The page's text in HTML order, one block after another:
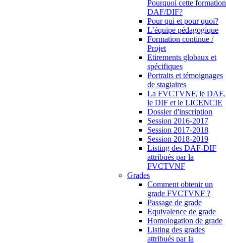
Pourquoi cette formation
DAF/DIF?
Pour qui et pour quoi?
L’équipe pédagogique
Formation continue /
Projet
Etirements globaux et
spécifiques
Portraits et témoignages
de stagiaires
La FVCTVNF, le DAF,
le DIF et le LICENCIE
Dossier d'inscription
Session 2016-2017
Session 2017-2018
Session 2018-2019
Listing des DAF-DIF
attribués par la
FVCTVNF
Grades
Comment obtenir un
grade FVCTVNF ?
Passage de grade
Equivalence de grade
Homologation de grade
Listing des grades
attribués par la